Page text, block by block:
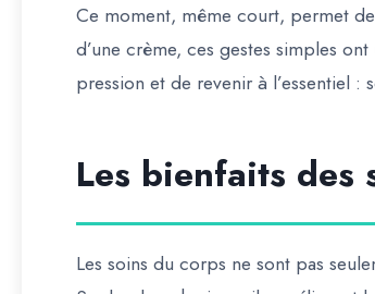
Ce moment, même court, permet
d’une crème, ces gestes simples
pression et de revenir à l’essentiel :
Les bienfaits des
Les soins du corps ne sont pas